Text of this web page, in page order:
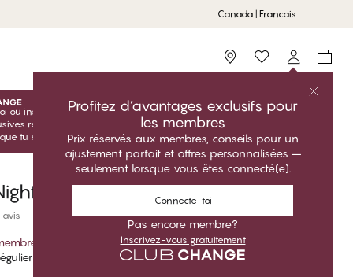
Canada | Francais
Storefinder
Profitez d’avantages exclusifs pour
les membres
Prix réservés aux membres, conseils pour un
ajustement parfait et offres personnalisées –
seulement lorsque vous êtes connecté(e).
Connecte-toi
Pas encore membre?
Inscrivez-vous gratuitement
ou inscris-toi
inscris-toi gratuitement pour profiter de tes
réservées aux membres! Les prix Club sont uniquement
tu es connecté(e).
Pantalon
avis